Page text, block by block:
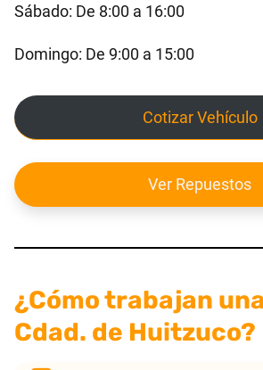
Sábado: De 8:00 a 16:00
Domingo: De 9:00 a 15:00
Cotizar Vehículo
Ver Repuestos
¿Cómo trabajan
Cdad. de Huitzuco?